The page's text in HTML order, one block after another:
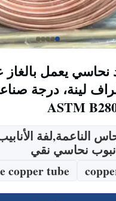
نحاسي يعمل
لينة، درجة
الناعمة,لفة
نحاسي نقي
copper tube